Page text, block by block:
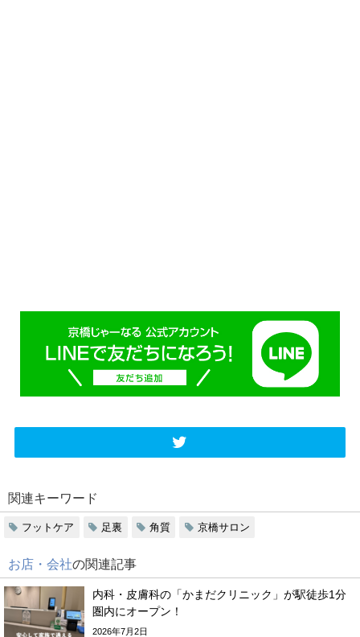
関連キーワード
フットケア 足裏 角質 京橋サロン
お店・会社の関連記事
内科・皮膚科の「かまだクリニック」が駅徒歩1分
圏内にオープン！
2026年7月2日